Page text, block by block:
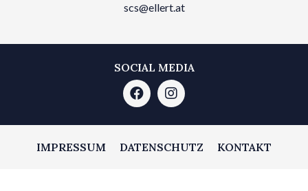
scs@ellert.at
SOCIAL MEDIA
IMPRESSUM DATENSCHUTZ KONTAKT